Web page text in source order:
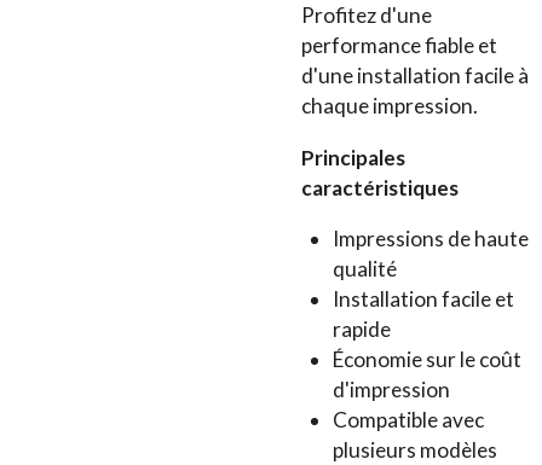
Profitez d'une
performance fiable et
d'une installation facile à
chaque impression.
Principales
caractéristiques
Impressions de haute
qualité
Installation facile et
rapide
Économie sur le coût
d'impression
Compatible avec
plusieurs modèles